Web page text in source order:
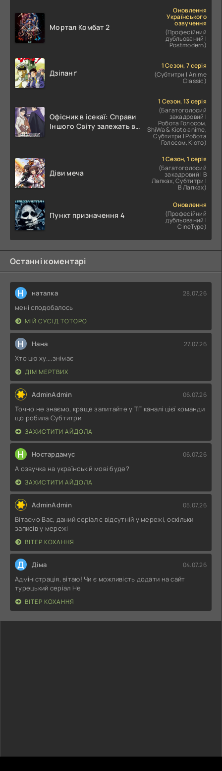
Мортал Комбат 2
Оновлення
Українського
озвучення
(Професійний
дубльований |
Postmodern)
Дзіпанґ
1 Сезон, 7 серія
(Субтитри | Anime
Classic)
Офісник в ісекаї: Справи
Іншого Світу залежать від
1 Сезон, 13 серія
(Багатоголосий
закадровий |
Робота Голосом,
ShiWa & Kioto anime,
Субтитри | Робота
Голосом, Кіото)
Діви меча
1 Сезон, 1 серія
(Багатоголосий
закадровий | В
Лапках, Субтитри |
В Лапках)
Пункт призначення 4
Оновлення
(Професійний
дубльований |
CineType)
Останні коментарі
Н наталка 28.07.26
мені сподобалось
МІЙ СУСІД ТОТОРО
Н Нана 27.07.26
Хто цю ху....знімає
ДІМ МЕРТВИХ
AdminAdmin 06.07.26
Точно не знаємо, краще запитайте у ТГ каналі цієї команди
що робила Субтитри
ЗАХИСТИТИ АЙДОЛА
Н Ностардамус 06.07.26
А озвучка на українській мові буде?
ЗАХИСТИТИ АЙДОЛА
AdminAdmin 05.07.26
Вітаємо Вас, даний серіал є відсутній у мережі, оскільки
записів у мережі
ВІТЕР КОХАННЯ
Д Діма 04.07.26
Адміністрація, вітаю! Чи є можливість додати на сайт
турецький серіал Не
ВІТЕР КОХАННЯ